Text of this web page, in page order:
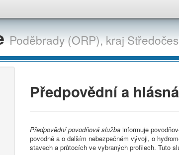
Poděbrady (ORP),kraj
Předpovědní a
Předpovědní povodňová služba informuje
povodně a o dalším nebezpečném vývoji, o
stavech a průtocích ve vybraných profilech. Tuto